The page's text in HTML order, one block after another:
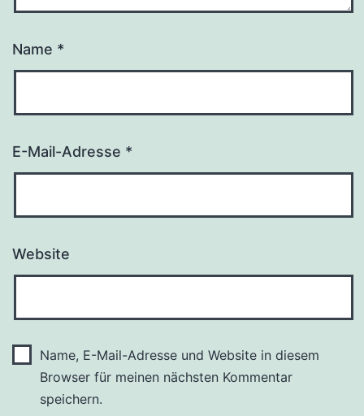
Name *
E-Mail-Adresse *
Website
Name, E-Mail-Adresse und Website in diesem
Browser für meinen nächsten Kommentar
speichern.